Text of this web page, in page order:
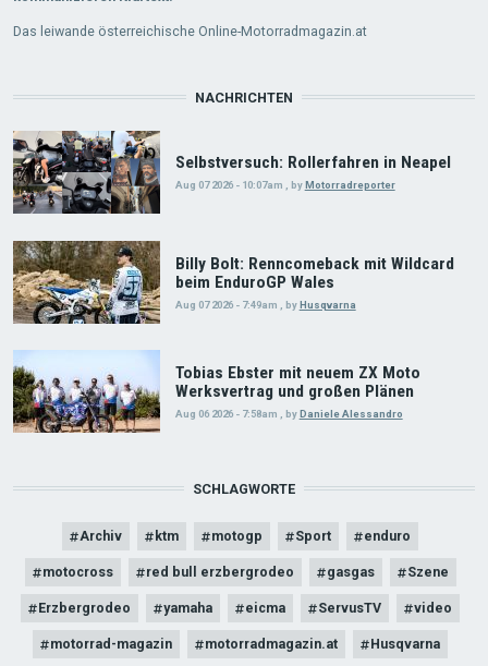
Das leiwande österreichische Online-Motorradmagazin.at
NACHRICHTEN
Selbstversuch: Rollerfahren in Neapel
Aug 07 2026 - 10:07am , byMotorradreporter
Billy Bolt: Renncomeback mit Wildcard
beim EnduroGP Wales
Aug 07 2026 - 7:49am byHusqvarna
Tobias Ebster mit neuem ZX Moto
Werksvertrag und großen Plänen
Aug 06 2026 - 7:58am , byDaniele Alessandro
SCHLAGWORTE
Archiv ktm motogp Sport enduro
motocross red bull erzbergrodeo gasgas Szene
Erzbergrodeo yamaha eicma ServusTV video
motorrad-magazin motorradmagazin.at Husqvarna